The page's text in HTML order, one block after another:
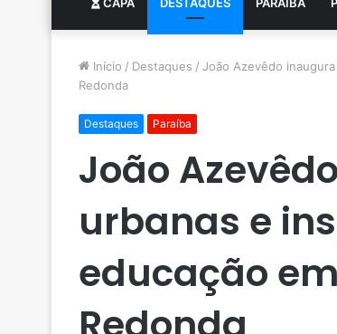
Início / Destaques / João Azevêdo
Redonda
Destaques Paraíba
João
urbanas e
educação